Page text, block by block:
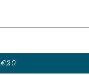
€20